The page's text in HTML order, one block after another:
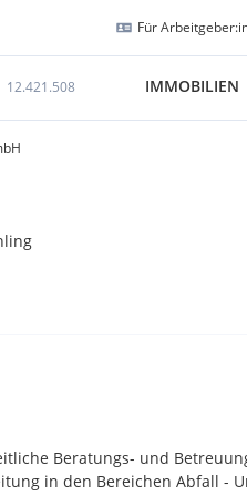
Für
12.421.508 IMMOBILIEN
Beratungs- und
in den Bereichen Abfall -